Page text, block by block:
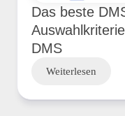
Das beste
DMS
Weiterlesen